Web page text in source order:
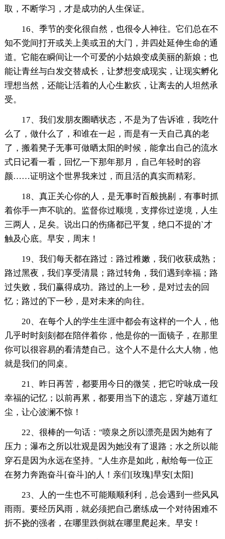
取，不断学习，才是成功的人生保证。
16、季节的变化很自然，也很令人神往。它们总在不
知不觉间打开或关上美或丑的大门，并四处延伸生命的通
道。它能在瞬间让一个可爱的小姑娘变成美丽的新娘；也
能让青丝与白发交替成长，让梦想变成现实，让现实孵化
理想当然，还能让活着的人心生歉疚，让离去的人坦然承
受。
17、我们发朋友圈晒状态，不是为了告诉谁，我吃什
么了，做什么了，和谁在一起，而是有一天自己真的老
了，搬着凳子无事可做晒太阳的时候，能拿出自己的流水
式日记看一看，回忆一下那年那月，自己年轻时的容
颜……证明这个世界我来过，而且活的真实而精彩。
18、真正关心你的人，是无事时百般挑剔，有事时抓
着你手一声不吭的。监督你过顺境，支撑你过逆境，人生
三两人，足矣。说出口的伤痛都已平复，绝口不提的`才
触及心底。早安，周末！
19、我们每天都在路过：路过稚嫩，我们收获成熟；
路过黑夜，我们享受清晨；路过转角，我们遇到幸福；路
过失败，我们赢得成功。路过的上一秒，是对过去的回
忆；路过的下一秒，是对未来的向往。
20、在每个人的学生生涯中都会有这样的一个人，他
几乎时时刻刻都在陪伴着你，他是你的一面镜子，在那里
你可以很容易的看清楚自己。这个人不是什么大人物，他
就是我们的同桌。
21、昨日再苦，都要用今日的微笑，把它咛咏成一段
幸福的记忆；以前再累，都要用当下的遗忘，穿越万道红
尘，让心波澜不惊！
22、很棒的一句话："喷泉之所以漂亮是因为她有了
压力；瀑布之所以壮观是因为她没有了退路；水之所以能
穿石是因为永远在坚持。"人生亦是如此，献给每一位正
在努力奔跑奋斗[奋斗]的人！亲们[玫瑰]早安[太阳]
23、人的一生也不可能顺顺利利，总会遇到一些风风
雨雨。要经历风雨，就必须把自己磨练成一个对待困难不
折不挠的强者，在哪里跌倒就在哪里爬起来。早安！